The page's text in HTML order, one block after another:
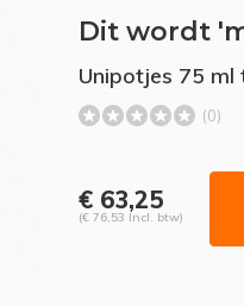
Dit wordt
Unipotjes 75
(0)
€ 63,25
(€ 76,53 Incl. btw)